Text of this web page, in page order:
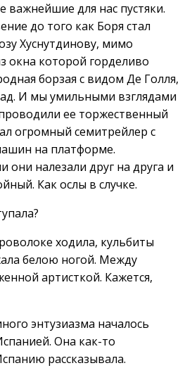
важнейшие для нас пустяки.
до того как Боря стал
Хуснутдинову, мимо
окна которой горделиво
борзая с видом Де Голля,
И мы умильными взглядами
ее торжественный
огромный семитрейлер с
на платформе.
они налезали друг на друга и
Как ослы в случке.
ходила, кульбиты
белою ногой. Между
артисткой. Кажется,
энтузиазма началось
Она как-то
рассказывала.